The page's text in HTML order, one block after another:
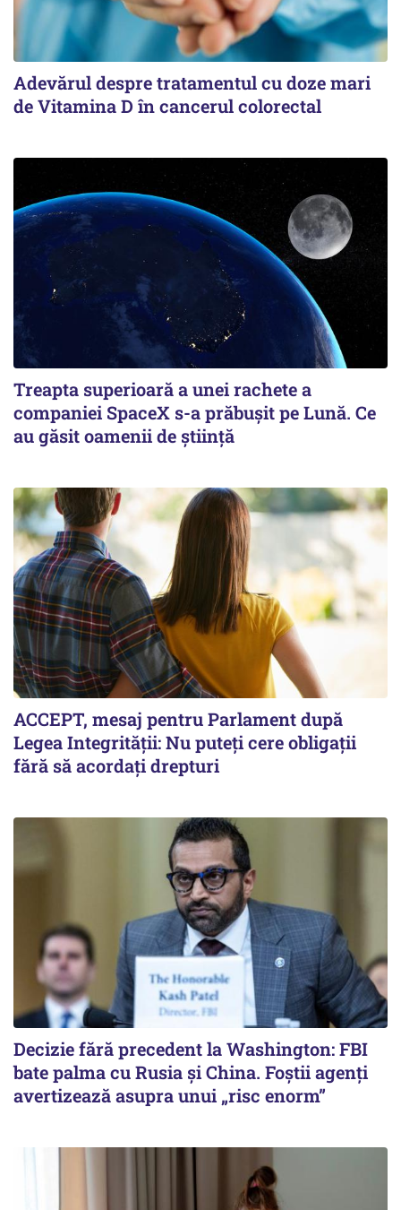
Adevărul despre tratamentul cu doze mari
de Vitamina D în cancerul colorectal
Treapta superioară a unei rachete a
companiei SpaceX s-a prăbușit pe Lună. Ce
au găsit oamenii de știință
ACCEPT, mesaj pentru Parlament după
Legea Integrității: Nu puteți cere obligații
fără să acordați drepturi
Decizie fără precedent la Washington: FBI
bate palma cu Rusia și China. Foștii agenți
avertizează asupra unui „risc enorm”